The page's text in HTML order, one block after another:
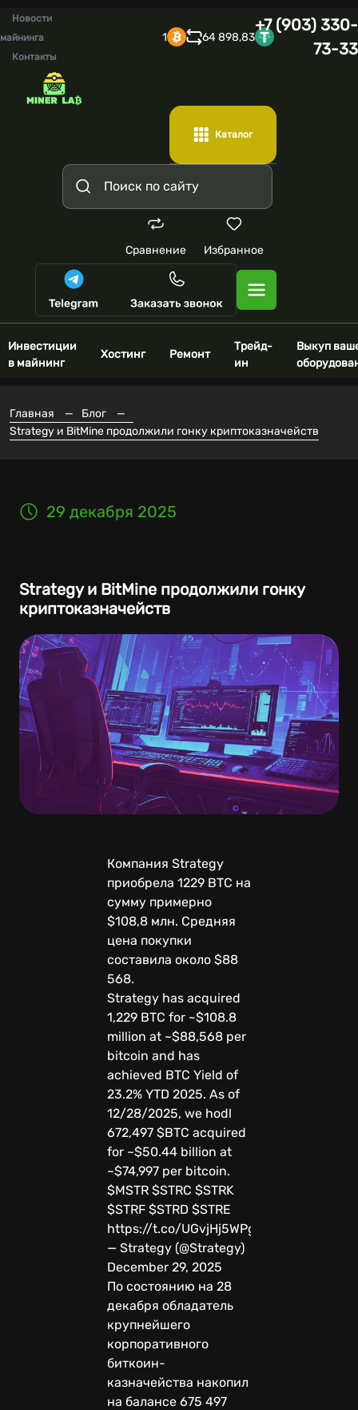
Новости
майнинга
Контакты
1 64 898,83
+7 (903) 330-
73-33
Каталог
Сравнение Избранное
Инвестиции
в майнинг
Хостинг Ремонт
Трейд-
ин
Выкуп
Главная — Блог
—
Strategy и BitMine продолжили гонку криптоказначейств
29 декабря 2025
Strategy и BitMine продолжили гонку
криптоказначейств
Компания Strategy
приобрела 1229 BTC на
сумму примерно
$108,8 млн. Средняя
цена покупки
составила около $88
568.
Strategy has acquired
1,229 BTC for ~$108.8
million at ~$88,568 per
bitcoin and has
achieved BTC Yield of
23.2% YTD 2025. As of
12/28/2025, we hodl
672,497 $BTC acquired
for ~$50.44 billion at
~$74,997 per bitcoin.
$MSTR $STRC $STRK
$STRF $STRD $STRE
https://t.co/UGvjHj5WPg
— Strategy (@Strategy)
December 29, 2025
По состоянию на 28
декабря обладатель
крупнейшего
корпоративного
биткоин-
казначейства накопил
на балансе 675 497